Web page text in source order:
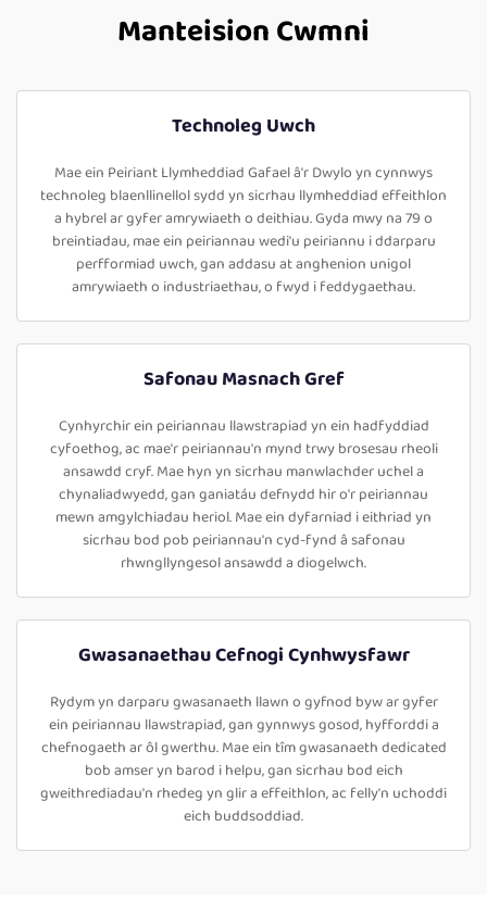
Manteision Cwmni
Technoleg Uwch
Mae ein Peiriant Llymheddiad Gafael â'r Dwylo yn cynnwys
technoleg blaenllinellol sydd yn sicrhau llymheddiad effeithlon
a hybrel ar gyfer amrywiaeth o deithiau. Gyda mwy na 79 o
breintiadau, mae ein peiriannau wedi'u peiriannu i ddarparu
perfformiad uwch, gan addasu at anghenion unigol
amrywiaeth o industriaethau, o fwyd i feddygaethau.
Safonau Masnach Gref
Cynhyrchir ein peiriannau llawstrapiad yn ein hadfyddiad
cyfoethog, ac mae'r peiriannau'n mynd trwy brosesau rheoli
ansawdd cryf. Mae hyn yn sicrhau manwlachder uchel a
chynaliadwyedd, gan ganiatáu defnydd hir o'r peiriannau
mewn amgylchiadau heriol. Mae ein dyfarniad i eithriad yn
sicrhau bod pob peiriannau'n cyd-fynd â safonau
rhwngllyngesol ansawdd a diogelwch.
Gwasanaethau Cefnogi Cynhwysfawr
Rydym yn darparu gwasanaeth llawn o gyfnod byw ar gyfer
ein peiriannau llawstrapiad, gan gynnwys gosod, hyfforddi a
chefnogaeth ar ôl gwerthu. Mae ein tîm gwasanaeth dedicated
bob amser yn barod i helpu, gan sicrhau bod eich
gweithrediadau'n rhedeg yn glir a effeithlon, ac felly'n uchoddi
eich buddsoddiad.